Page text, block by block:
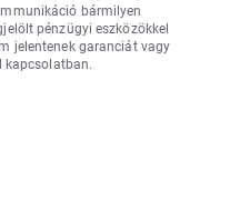
bármilyen
pénzügyi eszközökkel
jelentenek garanciát vagy
kapcsolatban.